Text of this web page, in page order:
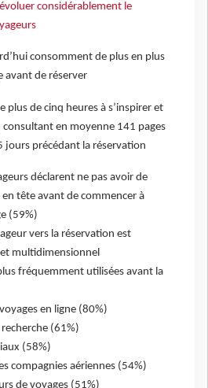
considérablement le
consomment de plus en plus
avant de réserver
plus de cinq heures à s’inspirer et
en moyenne 141 pages
jours précédant la réservation
déclarent ne pas avoir de
tête avant de commencer à
(59%)
vers la réservation est
multidimensionnel
fréquemment utilisées avant la
en ligne (80%)
(61%)
(58%)
compagnies aériennes (54%)
de voyages (51%)